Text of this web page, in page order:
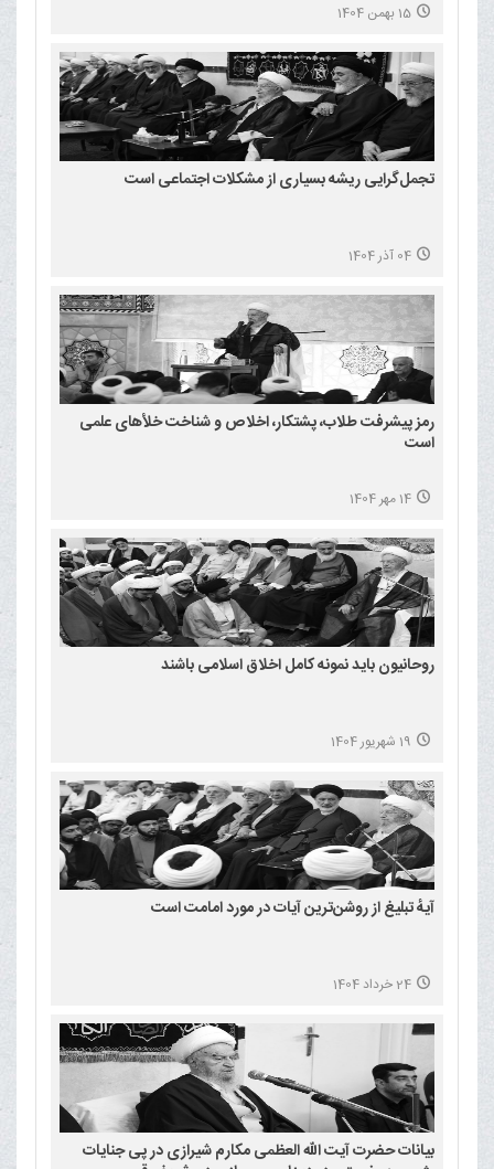
15 بهمن 1404
تجمل‌گرایی ریشه بسیاری از مشکلات اجتماعی است
04 آذر 1404
رمز پیشرفت طلاب، پشتکار، اخلاص و شناخت خلأهای علمی
است
14 مهر 1404
روحانیون باید نمونه کامل اخلاق اسلامی باشند
19 شهریور 1404
آیهٔ تبلیغ از روشن‌ترین آیات در مورد امامت است
24 خرداد 1404
بیانات حضرت آیت الله العظمی مکارم شیرازی در پی جنایات